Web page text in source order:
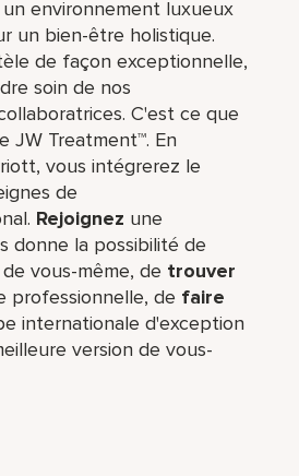
un environnement luxueux
un bien-être holistique.
de façon exceptionnelle,
soin de nos
C'est ce que
JW Treatment™. En
vous intégrerez le
de
Rejoignez une
donne la possibilité de
vous-même,​ de trouver
professionnelle, de faire
internationale​ d'exception
version de vous-